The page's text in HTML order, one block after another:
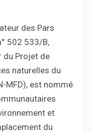
des Pars
502 533/B,
du Projet de
naturelles du
MFD), est nommé
et
du